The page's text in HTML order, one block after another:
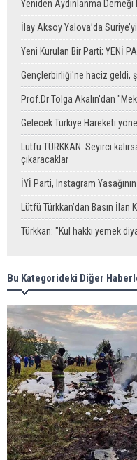
Yeniden Aydınlanma Derneği
İlay Aksoy Yalova’da
Yeni Kurulan Bir Parti; YENİ
Gençlerbirliği'ne haciz geldi,
Prof.Dr Tolga Akalın'dan
Gelecek Türkiye Hareketi
Lütfü TÜRKKAN: Seyirci
çıkaracaklar
İYİ Parti, Instagram
Lütfü Türkkan’dan Basın
Türkkan: "Kul hakkı yemek
Bu Kategorideki Diğer